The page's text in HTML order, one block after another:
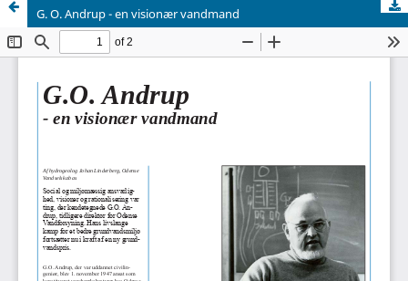
G. O. Andrup - en visionær vandmand